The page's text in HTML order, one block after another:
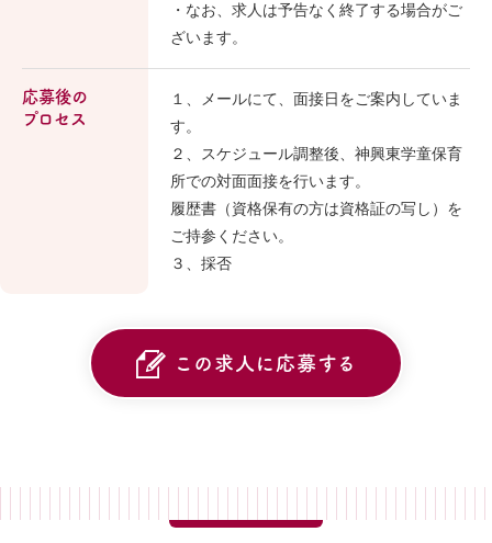
・なお、求人は予告なく終了する場合がご
ざいます。
応募後の
プロセス
１、メールにて、面接日をご案内していま
す。
２、スケジュール調整後、神興東学童保育
所での対面面接を行います。
履歴書（資格保有の方は資格証の写し）を
ご持参ください。
３、採否
この求人に応募する